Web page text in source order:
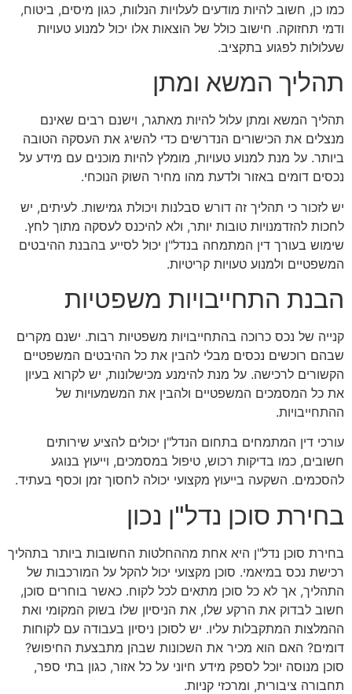
כמו כן, חשוב להיות מודעים לעלויות הנלוות, כגון מיסים, ביטוח,
ודמי תחזוקה. חישוב כולל של הוצאות אלו יכול למנוע טעויות
שעלולות לפגוע בתקציב.
תהליך המשא ומתן
תהליך המשא ומתן עלול להיות מאתגר, וישנם רבים שאינם
מנצלים את הכישורים הנדרשים כדי להשיג את העסקה הטובה
ביותר. על מנת למנוע טעויות, מומלץ להיות מוכנים עם מידע על
נכסים דומים באזור ולדעת מהו מחיר השוק הנוכחי.
יש לזכור כי תהליך זה דורש סבלנות ויכולת גמישות. לעיתים, יש
לחכות להזדמנויות טובות יותר, ולא להיכנס לעסקה מתוך לחץ.
שימוש בעורך דין המתמחה בנדל"ן יכול לסייע בהבנת ההיבטים
המשפטיים ולמנוע טעויות קריטיות.
הבנת התחייבויות משפטיות
קנייה של נכס כרוכה בהתחייבויות משפטיות רבות. ישנם מקרים
שבהם רוכשים נכסים מבלי להבין את כל ההיבטים המשפטיים
הקשורים לרכישה. על מנת להימנע מכישלונות, יש לקרוא בעיון
את כל המסמכים המשפטיים ולהבין את המשמעויות של
ההתחייבויות.
עורכי דין המתמחים בתחום הנדל"ן יכולים להציע שירותים
חשובים, כמו בדיקות רכוש, טיפול במסמכים, וייעוץ בנוגע
להסכמים. השקעה בייעוץ מקצועי יכולה לחסוך זמן וכסף בעתיד.
בחירת סוכן נדל"ן נכון
בחירת סוכן נדל"ן היא אחת מההחלטות החשובות ביותר בתהליך
רכישת נכס במיאמי. סוכן מקצועי יכול להקל על המורכבות של
התהליך, אך לא כל סוכן מתאים לכל לקוח. כאשר בוחרים סוכן,
חשוב לבדוק את הרקע שלו, את הניסיון שלו בשוק המקומי ואת
ההמלצות המתקבלות עליו. יש לסוכן ניסיון בעבודה עם לקוחות
דומים? האם הוא מכיר את השכונות שבהן מתבצעת החיפוש?
סוכן מנוסה יוכל לספק מידע חיוני על כל אזור, כגון בתי ספר,
תחבורה ציבורית, ומרכזי קניות.